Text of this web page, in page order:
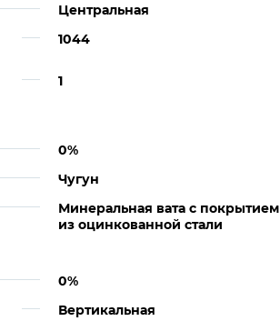
Центральная
1044
1
0%
Чугун
Минеральная вата с покрытием
из оцинкованной стали
0%
Вертикальная